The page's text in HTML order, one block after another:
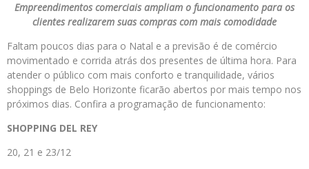
Empreendimentos comerciais ampliam o funcionamento para os
clientes realizarem suas compras com mais comodidade
Faltam poucos dias para o Natal e a previsão é de comércio
movimentado e corrida atrás dos presentes de última hora. Para
atender o público com mais conforto e tranquilidade, vários
shoppings de Belo Horizonte ficarão abertos por mais tempo nos
próximos dias. Confira a programação de funcionamento:
SHOPPING DEL REY
20, 21 e 23/12